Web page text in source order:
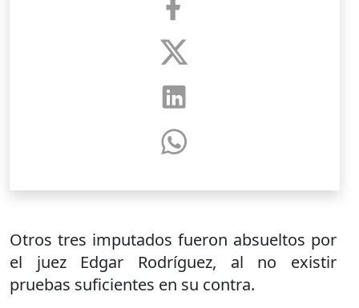
Otros tres imputados fueron absueltos por
el juez Edgar Rodríguez, al no existir
pruebas suficientes en su contra.